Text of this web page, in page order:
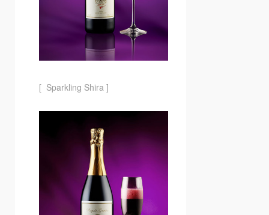
[ Sparkling Shira ]